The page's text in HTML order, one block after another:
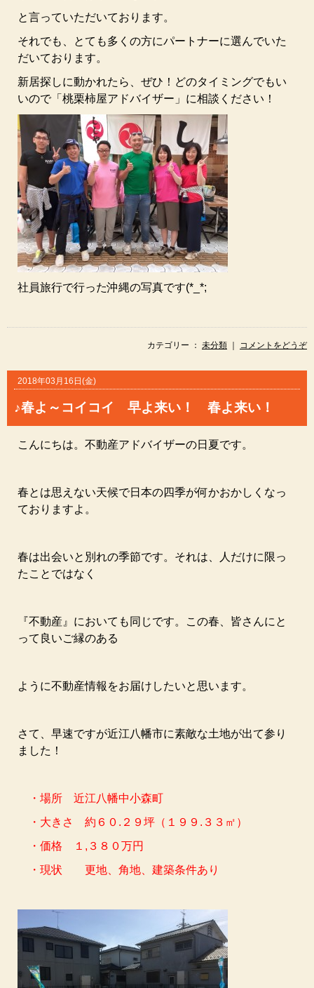
と言っていただいております。
それでも、とても多くの方にパートナーに選んでいた
だいております。
新居探しに動かれたら、ぜひ！どのタイミングでもい
いので「桃栗柿屋アドバイザー」に相談ください！
社員旅行で行った沖縄の写真です(*_*;
カテゴリー ： 未分類 ｜ コメントをどうぞ
2018年03月16日(金)
♪春よ～コイコイ 早よ来い！ 春よ来い！
こんにちは。不動産アドバイザーの日夏です。
春とは思えない天候で日本の四季が何かおかしくなっ
ておりますよ。
春は出会いと別れの季節です。それは、人だけに限っ
たことではなく
『不動産』においても同じです。この春、皆さんにと
って良いご縁のある
ように不動産情報をお届けしたいと思います。
さて、早速ですが近江八幡市に素敵な土地が出て参り
ました！
・場所 近江八幡中小森町
・大きさ 約６０.２９坪（１９９.３３㎡）
・価格 １,３８０万円
・現状 更地、角地、建築条件あり